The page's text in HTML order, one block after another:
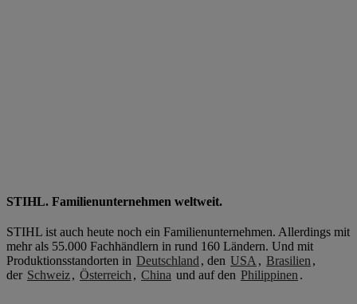
STIHL. Familienunternehmen weltweit.
STIHL ist auch heute noch ein Familienunternehmen. Allerdings mit
mehr als 55.000 Fachhändlern in rund 160 Ländern. Und mit
Produktionsstandorten in Deutschland , den USA , Brasilien ,
der Schweiz, Österreich , China und auf den Philippinen .